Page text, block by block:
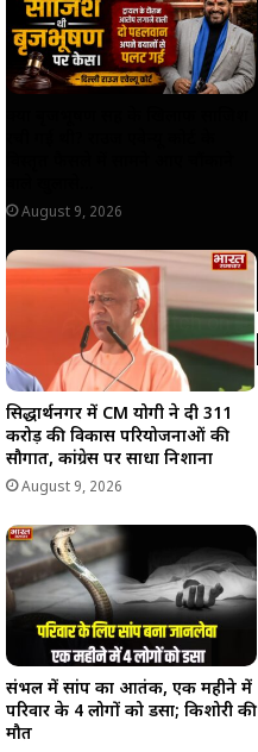
August 9, 2026
सिद्धार्थनगर में CM योगी ने दी 311
करोड़ की विकास परियोजनाओं की
सौगात, कांग्रेस पर साधा निशाना
August 9, 2026
संभल में सांप का आतंक, एक महीने में
परिवार के 4 लोगों को डसा; किशोरी की
मौत